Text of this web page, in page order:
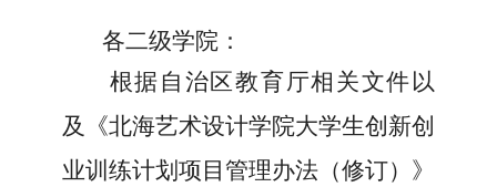
各二级学院：
根据自治区教育厅相关文件以
及 《北海艺术设计学院大学生创新创
业训练计划项目管理办法（修订） 》